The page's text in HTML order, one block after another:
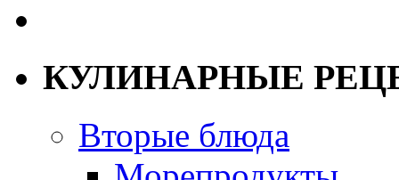
КУЛИНАРНЫЕ
Вторые блюда